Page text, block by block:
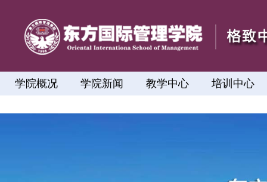
学院概况 学院新闻 教学中心 培训中心